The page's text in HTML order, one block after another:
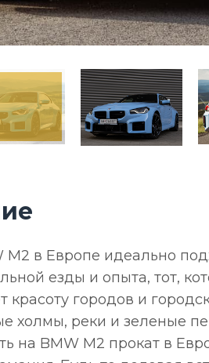
M2 в Европе идеально
езды и опыта, тот,
красоту городов и
холмы, реки и зеленые
на BMW M2 прокат в